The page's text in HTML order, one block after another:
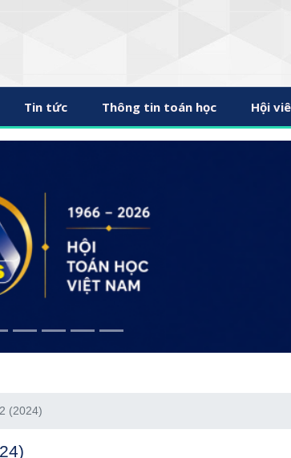
Tin tức Thông tin toán học Hội
(2024)